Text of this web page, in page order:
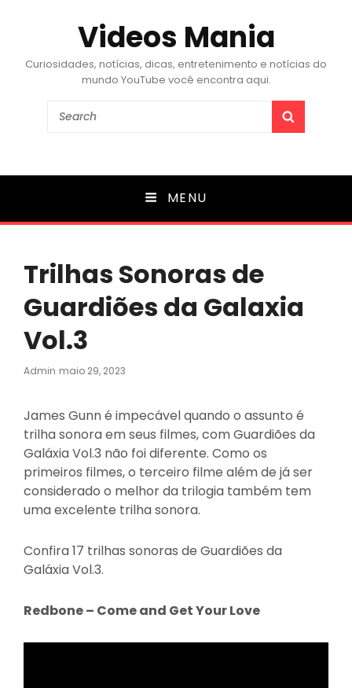
Videos Mania
Curiosidades, notícias, dicas, entretenimento e notícias do
mundo YouTube você encontra aqui.
Search
MENU
Trilhas Sonoras de
Guardiões da Galaxia
Vol.3
Admin Posted
Maio 29, 2023
James Gunn é impecável quando o assunto é
trilha sonora em seus filmes, com Guardiões da
Galáxia Vol.3 não foi diferente. Como os
primeiros filmes, o terceiro filme além de já ser
considerado o melhor da trilogia também tem
uma excelente trilha sonora.
Confira 17 trilhas sonoras de Guardiões da
Galáxia Vol.3.
Redbone – Come and Get Your Love